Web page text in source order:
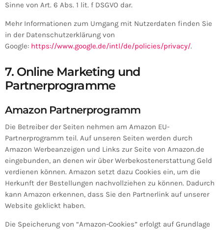
Sinne von Art. 6 Abs. 1 lit. f DSGVO dar.
Mehr Informationen zum Umgang mit Nutzerdaten finden Sie
in der Datenschutzerklärung von
Google: https://www.google.de/intl/de/policies/privacy/.
7. Online Marketing und
Partnerprogramme
Amazon Partnerprogramm
Die Betreiber der Seiten nehmen am Amazon EU-
Partnerprogramm teil. Auf unseren Seiten werden durch
Amazon Werbeanzeigen und Links zur Seite von Amazon.de
eingebunden, an denen wir über Werbekostenerstattung Geld
verdienen können. Amazon setzt dazu Cookies ein, um die
Herkunft der Bestellungen nachvollziehen zu können. Dadurch
kann Amazon erkennen, dass Sie den Partnerlink auf unserer
Website geklickt haben.
Die Speicherung von “Amazon-Cookies” erfolgt auf Grundlage